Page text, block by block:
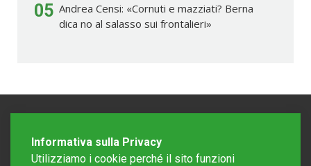
05 Andrea Censi: «Cornuti e mazziati? Berna
dica no al salasso sui frontalieri»
Informativa sulla Privacy
Utilizziamo i cookie perché il sito funzioni